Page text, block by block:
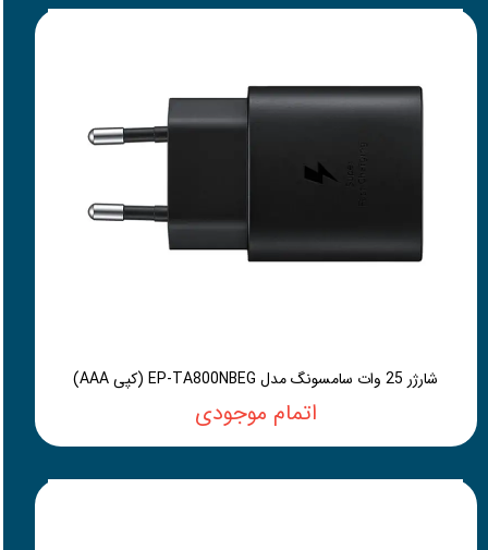
شارژر 25 وات سامسونگ مدل EP-TA800NBEG (کپی AAA)
اتمام موجودی